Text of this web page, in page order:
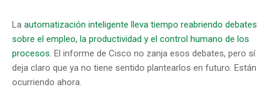
La automatización inteligente lleva tiempo reabriendo debates
sobre el empleo, la productividad y el control humano de los
procesos . El informe de Cisco no zanja esos debates, pero sí
deja claro que ya no tiene sentido plantearlos en futuro. Están
ocurriendo ahora.